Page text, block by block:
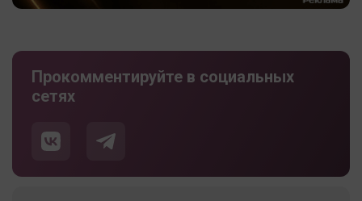
Прокомментируйте в социальных
сетях